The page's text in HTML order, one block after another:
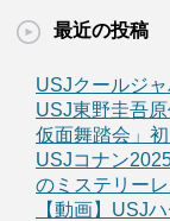
最近の投稿
USJクールジ
USJ東野圭吾
仮面舞踏会」
USJコナン
のミステリー
【動画】USJ